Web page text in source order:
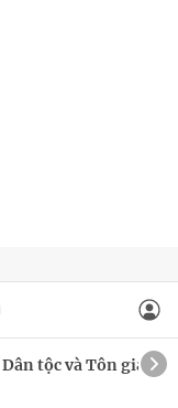
Dân tộc và Tôn giáo